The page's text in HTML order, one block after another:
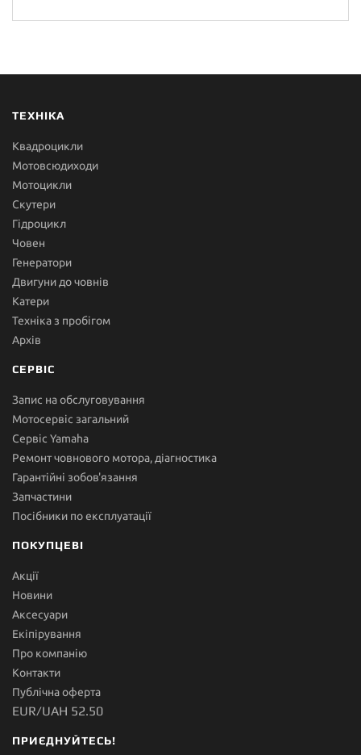
ТЕХНІКА
Квадроцикли
Мотовсюдиходи
Мотоцикли
Скутери
Гідроцикл
Човен
Генератори
Двигуни до човнів
Катери
Техніка з пробігом
Архів
СЕРВІС
Запис на обслуговування
Мотосервіс загальний
Сервіс Yamaha
Ремонт човнового мотора, діагностика
Гарантійні зобов'язання
Запчастини
Посібники по експлуатації
ПОКУПЦЕВІ
Акції
Новини
Аксесуари
Екіпірування
Про компанію
Контакти
Публічна оферта
EUR/UAH 52.50
ПРИЄДНУЙТЕСЬ!